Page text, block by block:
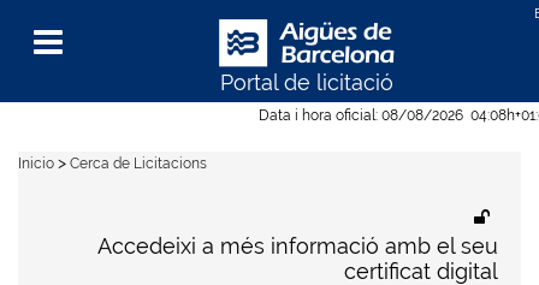
Data i hora oficial: 08/08/2026 04:08h
Portal de licitació
Menu
Accedeixi a més informació amb el seu
certificat digital
Inicio > Cerca de Licitacions